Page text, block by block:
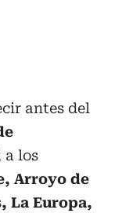
antes del
a los
Arroyo de
La Europa,